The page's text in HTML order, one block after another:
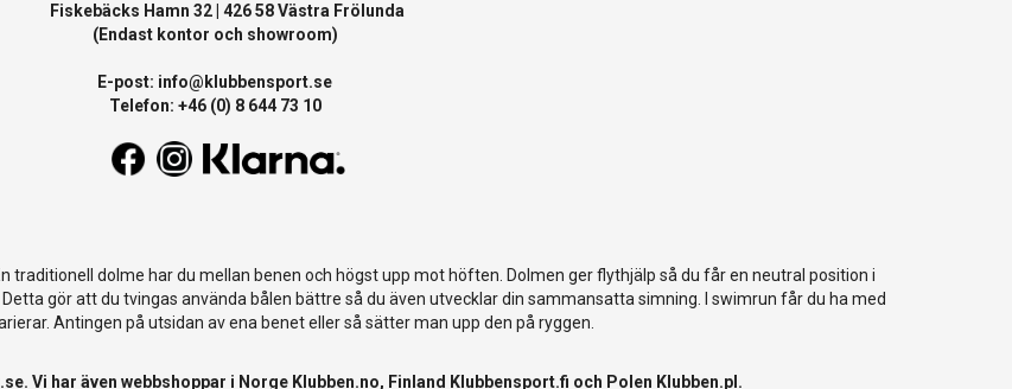
Fiskebäcks Hamn 32 | 426 58 Västra Frölunda
(Endast kontor och showroom)
E-post: info@klubbensport.se
Telefon: +46 (0) 8 644 73 10
traditionell dolme har du mellan benen och högst upp mot höften. Dolmen ger flythjälp så du får en neutral position i
gör att du tvingas använda bålen bättre så du även utvecklar din sammansatta simning. I swimrun får du ha med
Antingen på utsidan av ena benet eller så sätter man upp den på ryggen.
. Vi har även webbshoppar i Norge Klubben.no, Finland Klubbensport.fi och Polen Klubben.pl .